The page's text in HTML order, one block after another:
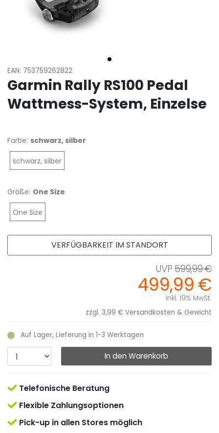
EAN: 753759262822
Garmin Rally RS100 Pedal
Wattmess-System, Einzelse
Farbe: schwarz, silber
schwarz, silber
Größe: One Size
One Size
599,99 €
499,99 €
inkl. 19% MwSt.
zzgl. 3,99 € Versandkosten & Gewicht
Auf Lager, Lieferung in 1-3 Werktagen
In den Warenkorb
VERFÜGBARKEIT IM STANDORT
Telefonische Beratung
Flexible Zahlungsoptionen
Pick-up in allen Stores möglich